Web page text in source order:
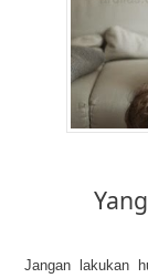
Jangan lakukan